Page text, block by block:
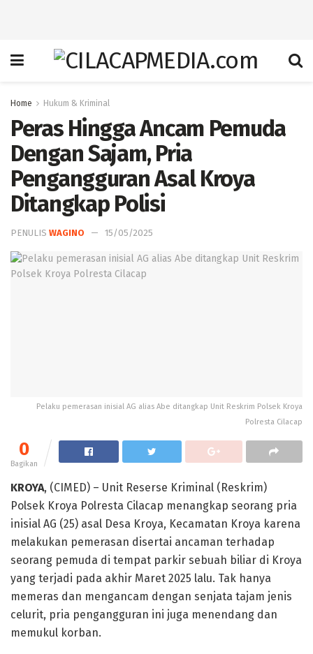
Home Hukum & Kriminal
Peras Hingga Ancam Pemuda
Dengan Sajam, Pria
Pengangguran Asal Kroya
Ditangkap Polisi
PENULIS WAGINO 15/05/2025
Pelaku pemerasan inisial AG alias Abe ditangkap Unit Reskrim Polsek Kroya
Polresta Cilacap
0
Bagikan
KROYA, (CIMED) – Unit Reserse Kriminal (Reskrim)
Polsek Kroya Polresta Cilacap menangkap seorang pria
inisial AG (25) asal Desa Kroya, Kecamatan Kroya karena
melakukan pemerasan disertai ancaman terhadap
seorang pemuda di tempat parkir sebuah biliar di Kroya
yang terjadi pada akhir Maret 2025 lalu. Tak hanya
memeras dan mengancam dengan senjata tajam jenis
celurit, pria pengangguran ini juga menendang dan
memukul korban.